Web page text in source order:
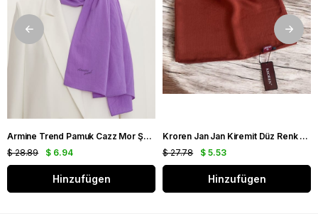
Armine Trend Pamuk Cazz Mor Şal 21210
$ 6.94
$ 28.89
Hinzufügen
Kroren Jan Jan Kiremit Düz Renk Şal 7301-85
$ 5.53
$ 27.78
Hinzufügen